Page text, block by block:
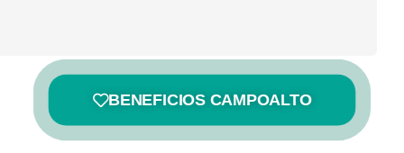
BENEFICIOS CAMPOALTO